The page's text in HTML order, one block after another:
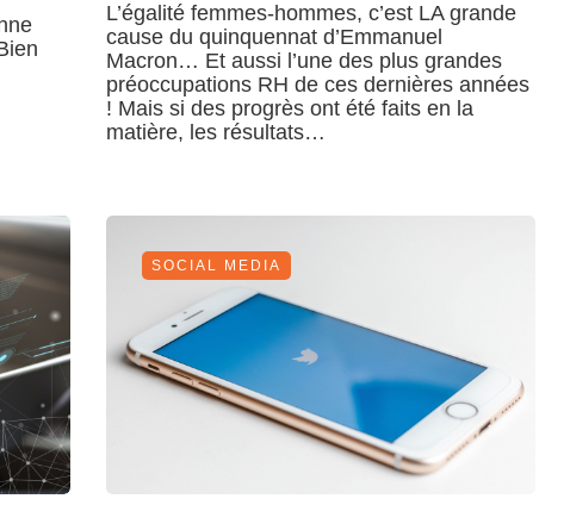
L’égalité femmes-hommes, c’est LA grande
cause du quinquennat d’Emmanuel
Macron… Et aussi l’une des plus grandes
préoccupations RH de ces dernières années
! Mais si des progrès ont été faits en la
matière, les résultats…
SOCIAL MEDIA